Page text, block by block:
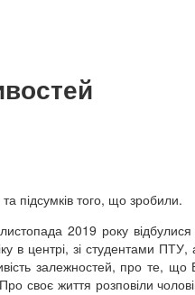
підсумків того, що зробили.
2019 року
в центрі, зі студентами
залежностей, про те,
своє життя розповіли